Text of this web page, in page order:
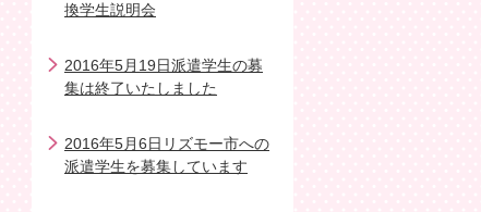
換学生説明会
2016年5月19日派遣学生の募
集は終了いたしました
2016年5月6日リズモー市への
派遣学生を募集しています